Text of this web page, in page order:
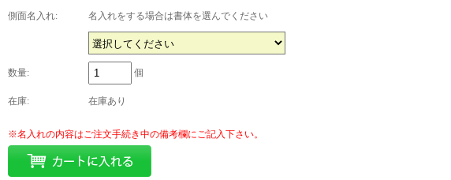
側面名入れ: 名入れをする場合は書体を選んでください
数量: 個
在庫: 在庫あり